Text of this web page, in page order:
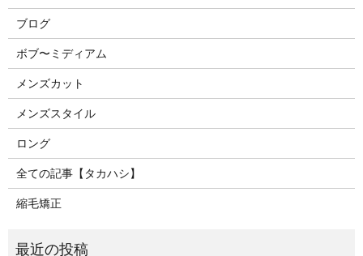
ブログ
ボブ〜ミディアム
メンズカット
メンズスタイル
ロング
全ての記事【タカハシ】
縮毛矯正